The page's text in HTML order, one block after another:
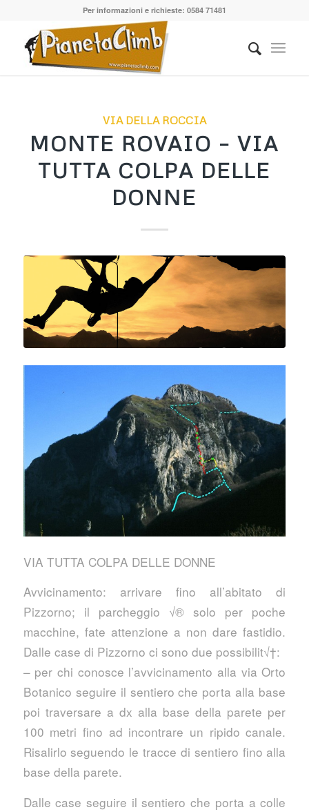
Per informazioni e richieste: 0584 71481
VIA DELLA ROCCIA
MONTE ROVAIO – VIA
TUTTA COLPA DELLE
DONNE
VIA TUTTA COLPA DELLE DONNE
Avvicinamento: arrivare fino all’abitato di
Pizzorno; il parcheggio √® solo per poche
macchine, fate attenzione a non dare fastidio.
Dalle case di Pizzorno ci sono due possibilit√†:
– per chi conosce l’avvicinamento alla via Orto
Botanico seguire il sentiero che porta alla base
poi traversare a dx alla base della parete per
100 metri fino ad incontrare un ripido canale.
Risalirlo seguendo le tracce di sentiero fino alla
base della parete.
Dalle case seguire il sentiero che porta a colle